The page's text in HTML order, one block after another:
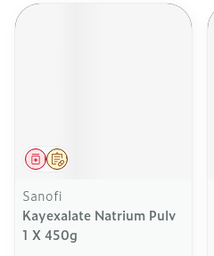
Sur prescription
Médicament
Sanofi
Kayexalate Natrium Pulv
1 X 450g